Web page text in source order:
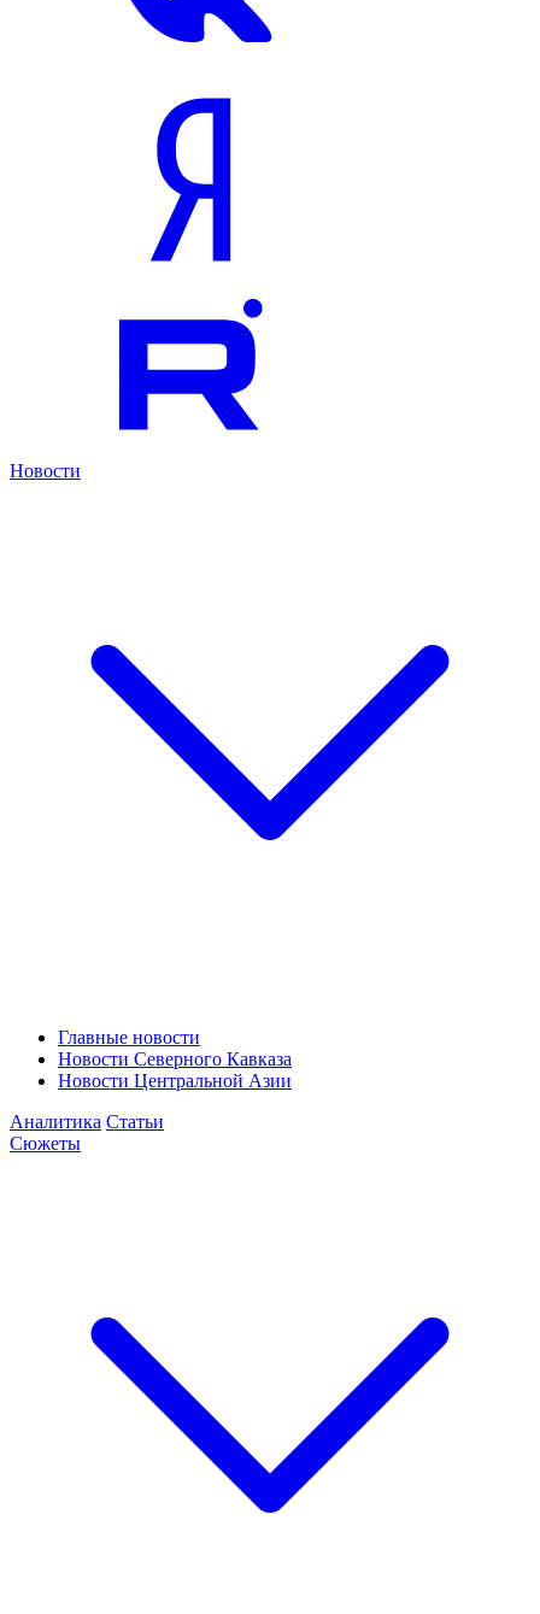
Новости
Главные новости
Новости Северного Кавказа
Новости Центральной Азии
Аналитика Статьи
Сюжеты